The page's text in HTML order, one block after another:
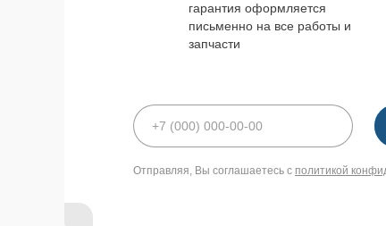
гарантия оформляется
письменно на все работы и
запчасти
Отправляя, Вы соглашаетесь с политикой